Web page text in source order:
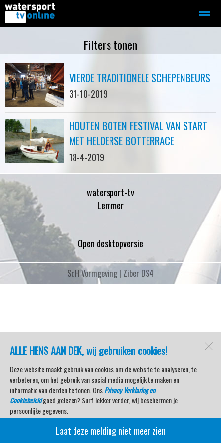
Motorboot-sloep Adverteren
Home Contact Bellen Zoeken
ALLE HENS AAN DEK, wij gebruiken cookies!
Deze website maakt gebruik van cookies om de website te analyseren, te
verbeteren, om het gebruik van social media mogelijk te maken en
informatie van derden te tonen. OnsPrivacy Verklaring en
Cookiebeleidgoed gelezen? Surf lekker verder, wij beschermen je
persoonlijke gegevens.
Veel kijkplezier met Watersport TV Beleving & Nieuws!
Laat deze melding niet meer zien
Filters tonen
VIERDE TRADITIONELE SCHEPENBEURS
31-10-2019
HOUTEN BOTEN FESTIVAL VAN START
MET HELDERSE BOTTERRACE
18-4-2019
watersport-tv
Lemmer
Open desktopversie
SdH Vormgeving | Ziber DS4